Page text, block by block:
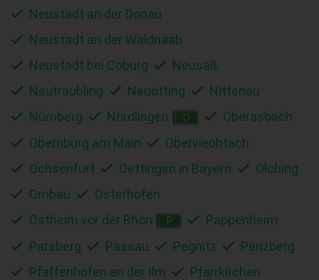
Neustadt an der Donau
Neustadt an der Waldnaab
Neustadt bei Coburg
Neusäß
Neutraubling
Neuötting
Nittenau
Nürnberg
Nördlingen O
Oberasbach
Obernburg am Main
Oberviechtach
Ochsenfurt
Oettingen in Bayern
Olching
Ornbau
Osterhofen
Ostheim vor der Rhön
P
Pappenheim
Parsberg
Passau Pegnitz
Penzberg
Pfaffenhofen an der Ilm
Pfarrkirchen